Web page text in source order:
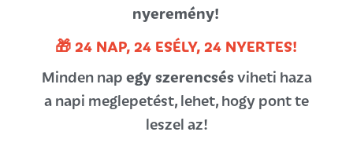
nyeremény!
🎁 24 NAP, 24 ESÉLY, 24 NYERTES!
Minden napegy szerencsésviheti haza
a napi meglepetést, lehet, hogy pont te
leszel az!